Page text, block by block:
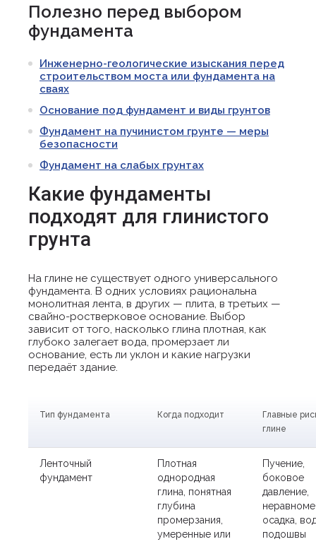
Полезно перед выбором
фундамента
Инженерно-геологические изыскания перед
строительством моста или фундамента на
сваях
Основание под фундамент и виды грунтов
Фундамент на пучинистом грунте — меры
безопасности
Фундамент на слабых грунтах
Какие фундаменты
подходят для глинистого
грунта
На глине не существует одного универсального
фундамента. В одних условиях рациональна
монолитная лента, в других — плита, в третьих —
свайно-ростверковое основание. Выбор
зависит от того, насколько глина плотная, как
глубоко залегает вода, промерзает ли
основание, есть ли уклон и какие нагрузки
передаёт здание.
Тип фундамента Когда подходит
Главные
глине
Ленточный
фундамент
Плотная
однородная
глина, понятная
глубина
промерзания,
умеренные или
Пучение,
боковое
давление,
осадка,
подошвы